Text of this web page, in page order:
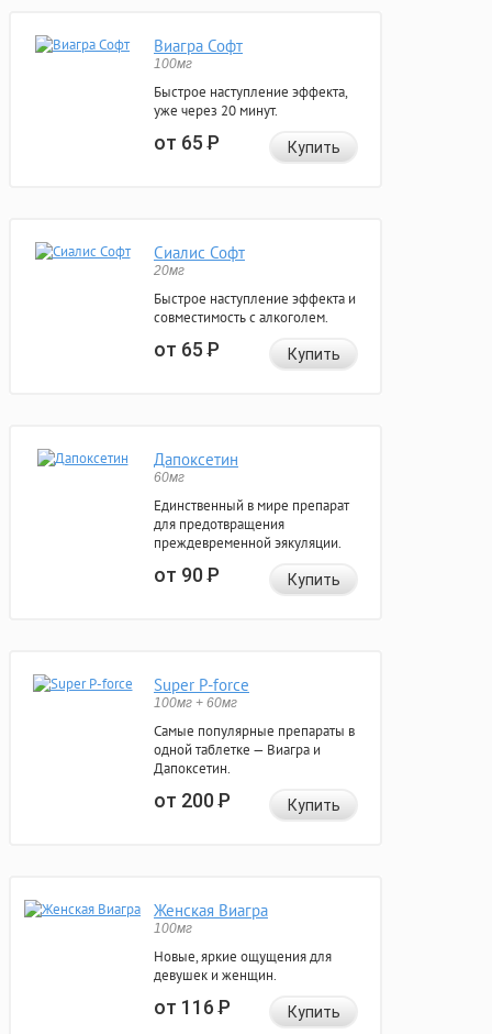
Виагра Софт
100мг
Быстрое наступление эффекта,
уже через 20 минут.
от 65Р Купить
Сиалис Софт
20мг
Быстрое наступление эффекта и
совместимость с алкоголем.
от 65Р Купить
Дапоксетин
60мг
Единственный в мире препарат
для предотвращения
преждевременной эякуляции.
от 90Р Купить
Super P-force
100мг + 60мг
Самые популярные препараты в
одной таблетке — Виагра и
Дапоксетин.
от 200Р Купить
Женская Виагра
100мг
Новые, яркие ощущения для
девушек и женщин.
от 116Р Купить